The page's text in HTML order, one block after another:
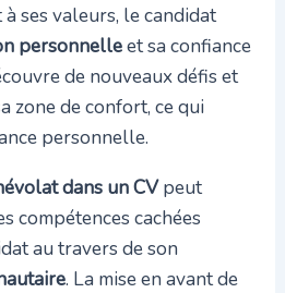
ses valeurs, le candidat
personnelleet sa confiance
de nouveaux défis et
zone de confort, ce qui
personnelle.
dans un CVpeut
compétences cachées
au travers de son
. La mise en avant de